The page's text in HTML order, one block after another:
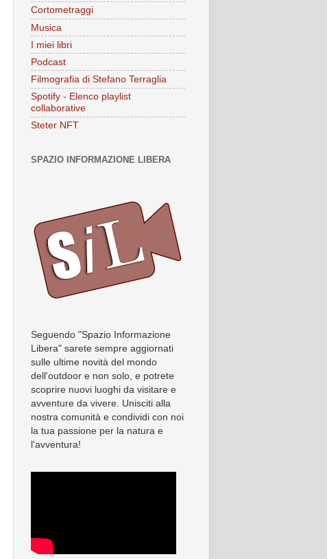
Cortometraggi
Musica
I miei libri
Podcast
Filmografia di Stefano Terraglia
Spotify - Elenco playlist
collaborative
Steter NFT
SPAZIO INFORMAZIONE LIBERA
Seguendo "Spazio Informazione
Libera" sarete sempre aggiornati
sulle ultime novità del mondo
dell'outdoor e non solo, e potrete
scoprire nuovi luoghi da visitare e
avventure da vivere. Unisciti alla
nostra comunità e condividi con noi
la tua passione per la natura e
l'avventura!